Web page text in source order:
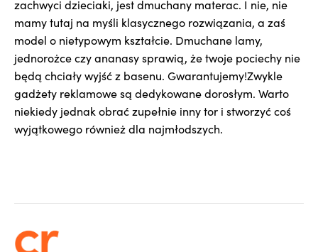
zachwyci dzieciaki, jest dmuchany materac. I nie, nie
mamy tutaj na myśli klasycznego rozwiązania, a zaś
model o nietypowym kształcie. Dmuchane lamy,
jednorożce czy ananasy sprawią, że twoje pociechy nie
będą chciały wyjść z basenu. Gwarantujemy!Zwykle
gadżety reklamowe są dedykowane dorosłym. Warto
niekiedy jednak obrać zupełnie inny tor i stworzyć coś
wyjątkowego również dla najmłodszych.